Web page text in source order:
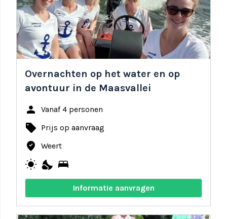
Overnachten op het water en op
avontuur in de Maasvallei
person Vanaf 4 personen
local_offer Prijs op aanvraag
where_to_vote Weert
wb_sunny nights_stay bed
Informatie aanvragen